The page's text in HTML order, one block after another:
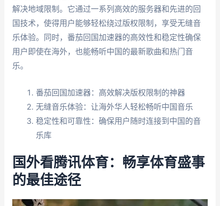
解决地域限制。它通过一系列高效的服务器和先进的回
国技术，使得用户能够轻松绕过版权限制，享受无缝音
乐体验。同时，番茄回国加速器的高效性和稳定性确保
用户即使在海外，也能畅听中国的最新歌曲和热门音
乐。
番茄回国加速器：高效解决版权限制的神器
无缝音乐体验：让海外华人轻松畅听中国音乐
稳定性和可靠性：确保用户随时连接到中国的音
乐库
国外看腾讯体育：畅享体育盛事
的最佳途径